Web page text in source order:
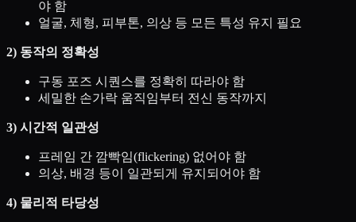
야 함
얼굴, 체형, 피부톤, 의상 등 모든 특성 유지 필요
2) 동작의 정확성
구동 포즈 시퀀스를 정확히 따라야 함
세밀한 손가락 움직임부터 전신 동작까지
3) 시간적 일관성
프레임 간 깜빡임(flickering) 없어야 함
의상, 배경 등이 일관되게 유지되어야 함
4) 물리적 타당성